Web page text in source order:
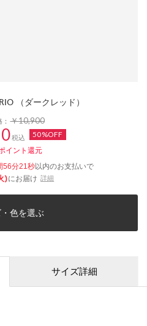
（ダークレッド）
：￥10,900
税込 50%OFF
イント還元
56分21秒以内のお支払いで
)にお届け 詳細
色を選ぶ
サイズ詳細